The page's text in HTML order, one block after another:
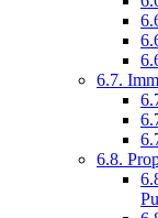
6.7.
6.8.